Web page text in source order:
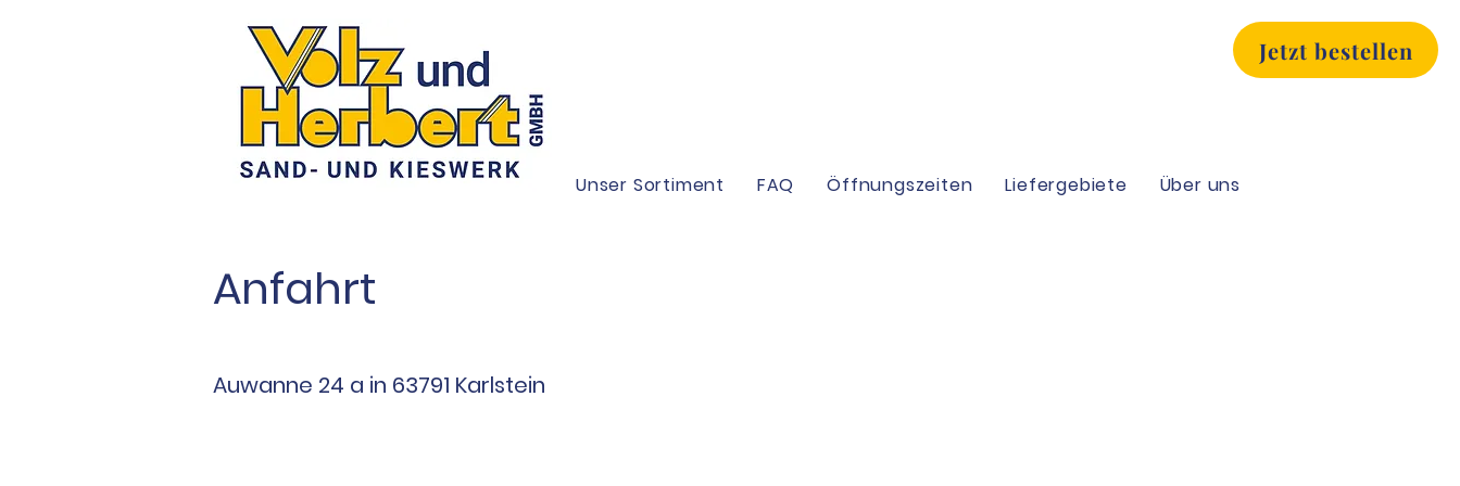
Jetzt bestellen
Unser Sortiment FAQ Öffnungszeiten Liefergebiete Über uns
Anfahrt
Auwanne 24 a in 63791 Karlstein